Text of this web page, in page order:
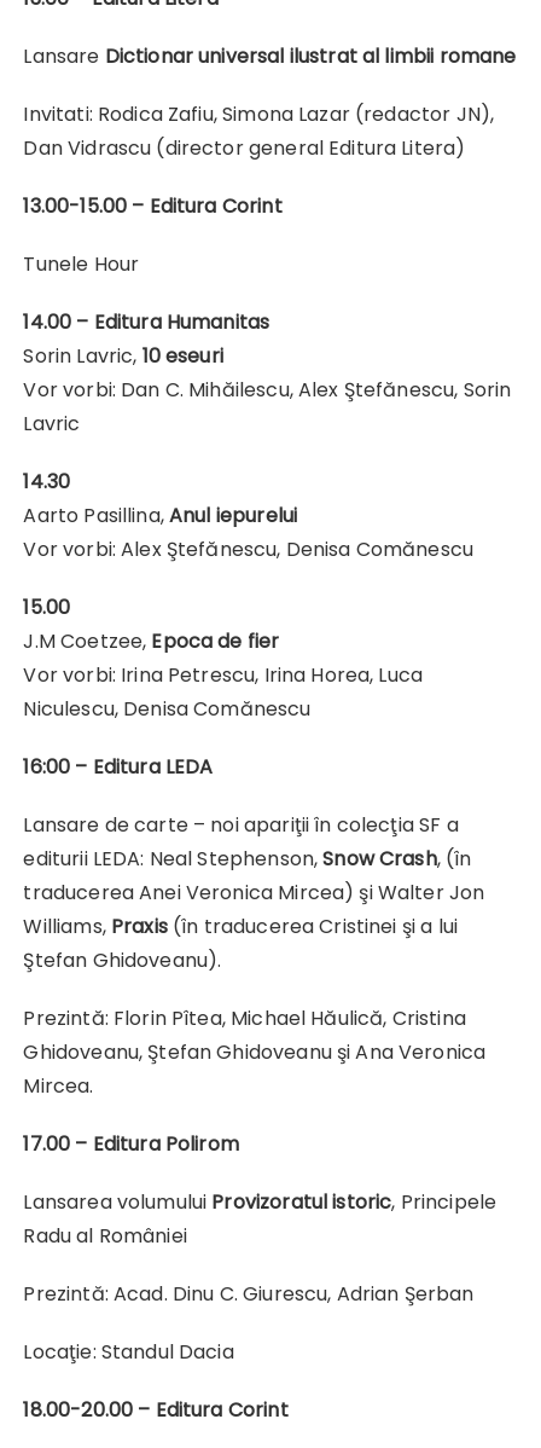
Lansare Dictionar universal ilustrat al limbii romane
Invitati: Rodica Zafiu, Simona Lazar (redactor JN),
Dan Vidrascu (director general Editura Litera)
13.00-15.00 – Editura Corint
Tunele Hour
14.00 – Editura Humanitas
Sorin Lavric, 10 eseuri
Vor vorbi: Dan C. Mihăilescu, Alex Ştefănescu, Sorin
Lavric
14.30
Aarto Pasillina,Anul iepurelui
Vor vorbi: Alex Ştefănescu, Denisa Comănescu
15.00
J.M Coetzee, Epoca de fier
Vor vorbi: Irina Petrescu, Irina Horea, Luca
Niculescu, Denisa Comănescu
16:00 – Editura LEDA
Lansare de carte – noi apariţii în colecţia SF a
editurii LEDA: Neal Stephenson,Snow Crash, (în
traducerea Anei Veronica Mircea) şi Walter Jon
Williams, Praxis (în traducerea Cristinei şi a lui
Ştefan Ghidoveanu).
Prezintă: Florin Pîtea, Michael Hăulică, Cristina
Ghidoveanu, Ştefan Ghidoveanu şi Ana Veronica
Mircea.
17.00 – Editura Polirom
Lansarea volumului Provizoratul istoric, Principele
Radu al României
Prezintă: Acad. Dinu C. Giurescu, Adrian Şerban
Locaţie: Standul Dacia
18.00-20.00 – Editura Corint